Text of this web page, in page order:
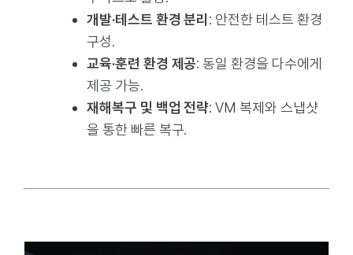
개발·테스트 환경 분리 : 안전한 테스트 환경
구성.
교육·훈련 환경 제공: 동일 환경을 다수에게
제공 가능.
재해복구 및 백업 전략: VM 복제와 스냅샷
을 통한 빠른 복구.